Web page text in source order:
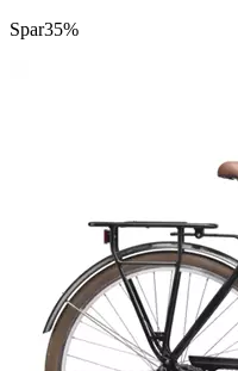
Spar35%